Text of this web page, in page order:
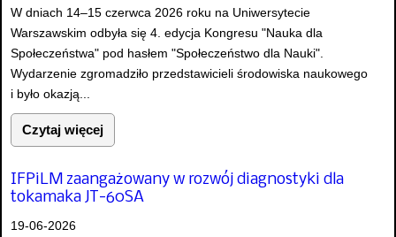
W dniach 14–15 czerwca 2026 roku na Uniwersytecie
Warszawskim odbyła się 4. edycja Kongresu "Nauka dla
Społeczeństwa" pod hasłem "Społeczeństwo dla Nauki".
Wydarzenie zgromadziło przedstawicieli środowiska naukowego
i było okazją...
Czytaj więcej
IFPiLM zaangażowany w rozwój diagnostyki dla
tokamaka JT-60SA
19-06-2026